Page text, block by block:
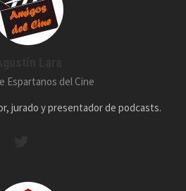
Espartanos del Cine
jurado y presentador de podcasts.